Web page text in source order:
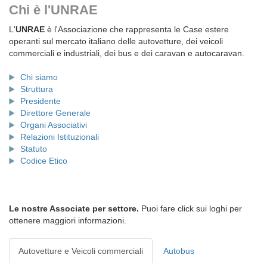
Chi è l'UNRAE
L'UNRAE è l'Associazione che rappresenta le Case estere
operanti sul mercato italiano delle autovetture, dei veicoli
commerciali e industriali, dei bus e dei caravan e autocaravan.
Chi siamo
Struttura
Presidente
Direttore Generale
Organi Associativi
Relazioni Istituzionali
Statuto
Codice Etico
Le nostre Associate per settore. Puoi fare click sui loghi per
ottenere maggiori informazioni.
Autovetture e Veicoli commerciali Autobus